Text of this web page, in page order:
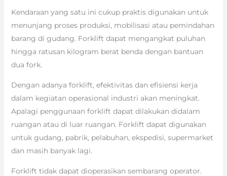
Kendaraan yang satu ini cukup praktis digunakan untuk
menunjang proses produksi, mobilisasi atau pemindahan
barang di gudang. Forklift dapat mengangkat puluhan
hingga ratusan kilogram berat benda dengan bantuan
dua fork.
Dengan adanya forklift, efektivitas dan efisiensi kerja
dalam kegiatan operasional industri akan meningkat.
Apalagi penggunaan forklift dapat dilakukan didalam
ruangan atau di luar ruangan. Forklift dapat digunakan
untuk gudang, pabrik, pelabuhan, ekspedisi, supermarket
dan masih banyak lagi.
Forklift tidak dapat dioperasikan sembarang operator.